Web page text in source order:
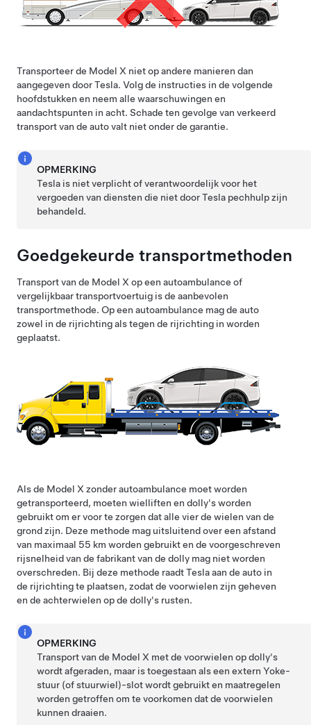
Transporteer de Model X niet op andere manieren dan
aangegeven door Tesla. Volg de instructies in de volgende
hoofdstukken en neem alle waarschuwingen en
aandachtspunten in acht. Schade ten gevolge van verkeerd
transport van de auto valt niet onder de garantie.
OPMERKING
Tesla is niet verplicht of verantwoordelijk voor het
vergoeden van diensten die niet door Tesla pechhulp zijn
behandeld.
Goedgekeurde transportmethoden
Transport van de Model X op een autoambulance of
vergelijkbaar transportvoertuig is de aanbevolen
transportmethode. Op een autoambulance mag de auto
zowel in de rijrichting als tegen de rijrichting in worden
geplaatst.
Als de Model X zonder autoambulance moet worden
getransporteerd, moeten wielliften en dolly's worden
gebruikt om er voor te zorgen dat alle vier de wielen van de
grond zijn. Deze methode mag uitsluitend over een afstand
van maximaal 55 km worden gebruikt en de voorgeschreven
rijsnelheid van de fabrikant van de dolly mag niet worden
overschreden. Bij deze methode raadt Tesla aan de auto in
de rijrichting te plaatsen, zodat de voorwielen zijn geheven
en de achterwielen op de dolly's rusten.
OPMERKING
Transport van de Model X met de voorwielen op dolly's
wordt afgeraden, maar is toegestaan als een externYoke-
stuur (of stuurwiel)-slot wordt gebruikt en maatregelen
worden getroffen om te voorkomen dat de voorwielen
kunnen draaien.